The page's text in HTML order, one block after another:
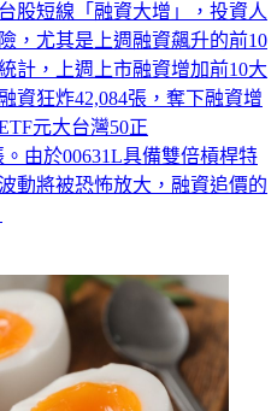
股短線「融資大增」，投資人
，尤其是上週融資飆升的前10
計，上週上市融資增加前10大
資狂炸42,084張，奪下融資增
元大台灣50正
由於00631L具備雙倍槓桿特
動將被恐怖放大，融資追價的